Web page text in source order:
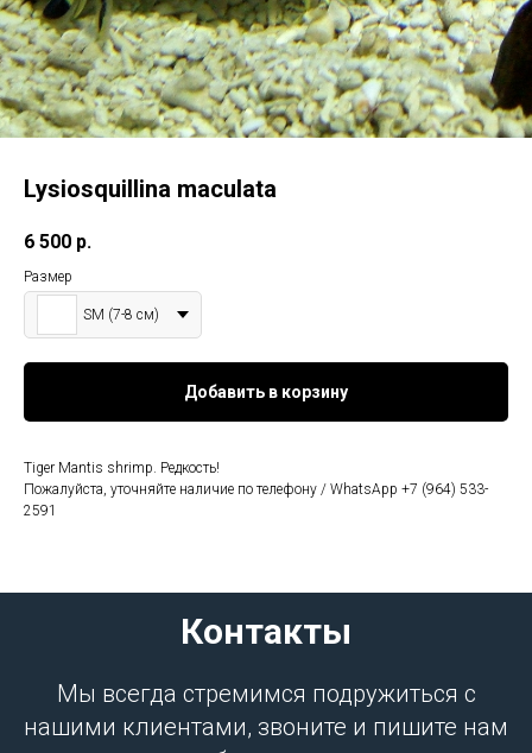
Lysiosquillina maculata
6 500 р.
Размер
SM (7-8 см)
Добавить в корзину
Tiger Mantis shrimp. Редкость!
Пожалуйста, уточняйте наличие по телефону / WhatsApp +7 (964) 533-
2591
Контакты
Мы всегда стремимся подружиться с
нашими клиентами, звоните и пишите нам